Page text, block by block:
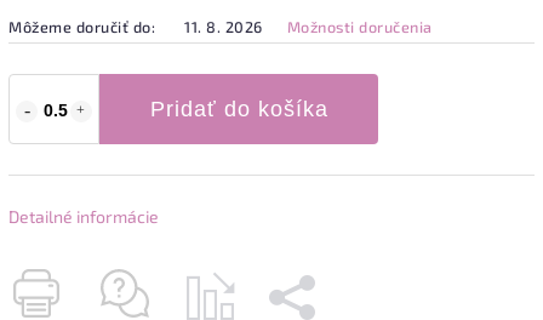
Môžeme doručiť do: 11. 8. 2026 Možnosti doručenia
Pridať do košíka
Detailné informácie